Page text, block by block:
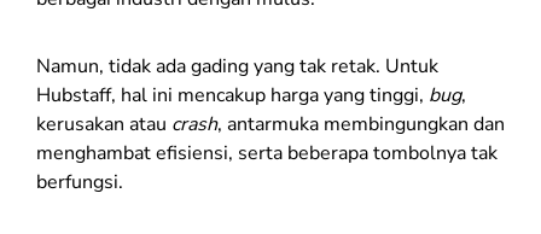
Namun, tidak ada gading yang tak retak. Untuk
Hubstaff, hal ini mencakup harga yang tinggi, bug,
kerusakan atau crash, antarmuka membingungkan dan
menghambat efisiensi, serta beberapa tombolnya tak
berfungsi.